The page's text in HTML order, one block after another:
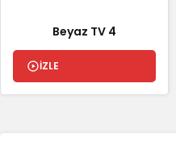
Beyaz TV 4
İZLE